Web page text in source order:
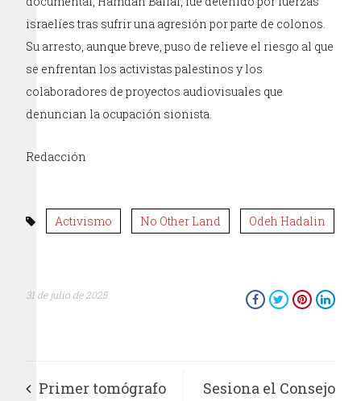
israelíes tras sufrir una agresión por parte de colonos.
Su arresto, aunque breve, puso de relieve el riesgo al que
se enfrentan los activistas palestinos y los
colaboradores de proyectos audiovisuales que
denuncian la ocupación sionista.
Redacción
Activismo No Other Land Odeh Hadalin
31 de julio de 2025
Primer tomógrafo Sesiona el Consejo